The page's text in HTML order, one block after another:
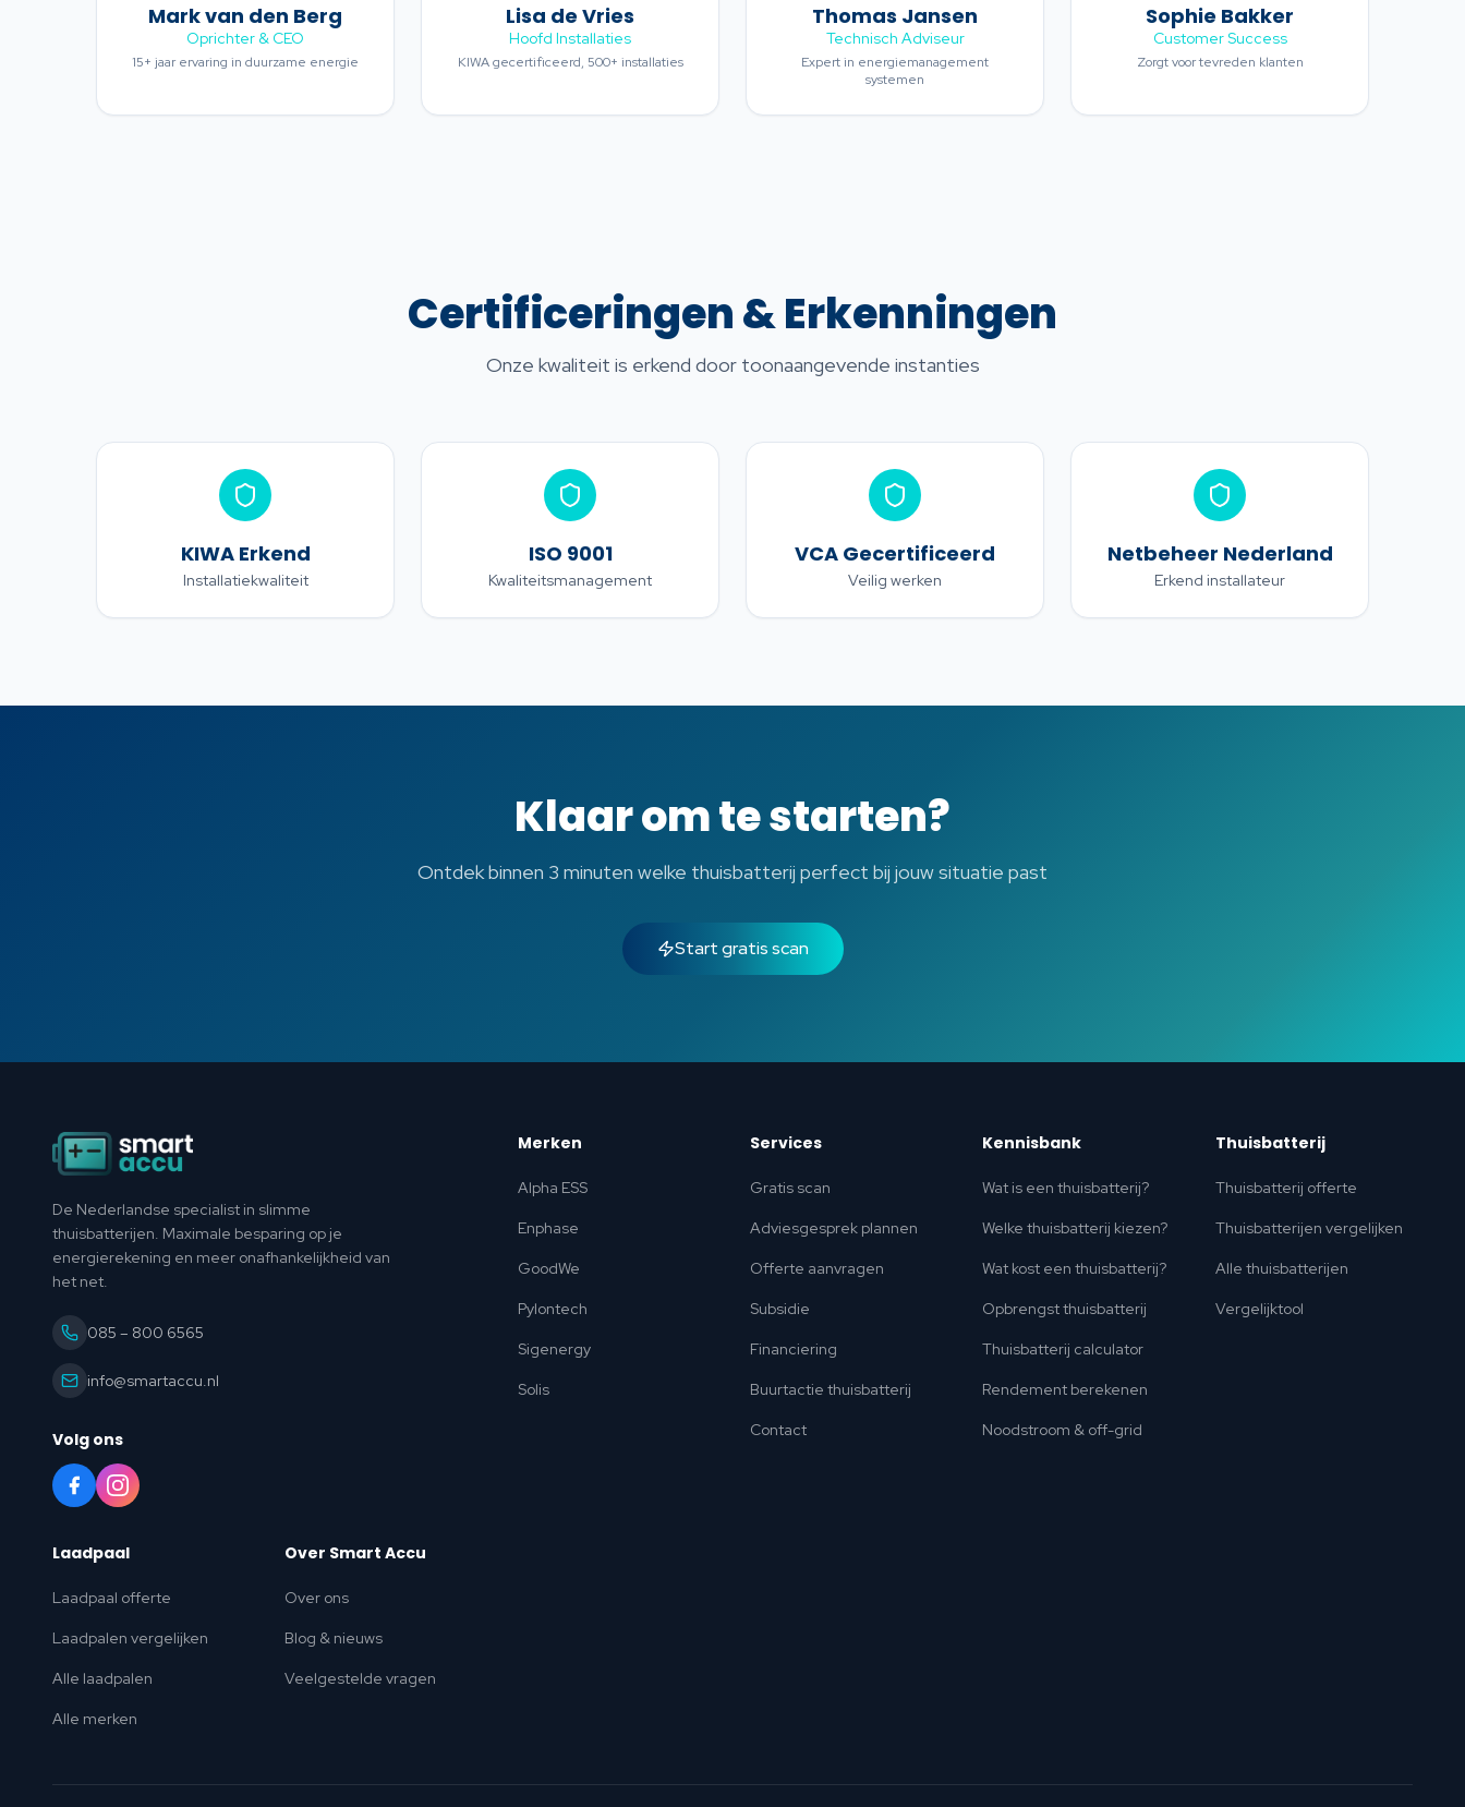
Mark van den Berg
Oprichter & CEO
15+ jaar ervaring in duurzame energie
Lisa de Vries
Hoofd Installaties
KIWA gecertificeerd, 500+ installaties
Thomas Jansen
Technisch Adviseur
Expert in energiemanagement
systemen
Sophie Bakker
Customer Success
Zorgt voor tevreden klanten
Certificeringen & Erkenningen
Onze kwaliteit is erkend door toonaangevende instanties
KIWA Erkend
Installatiekwaliteit
ISO 9001
Kwaliteitsmanagement
VCA Gecertificeerd
Veilig werken
Netbeheer Nederland
Erkend installateur
Klaar om te starten?
Ontdek binnen 3 minuten welke thuisbatterij perfect bij jouw situatie past
Start gratis scan
Footer
De Nederlandse specialist in slimme
thuisbatterijen. Maximale besparing op je
energierekening en meer onafhankelijkheid van
het net.
085 – 800 6565
info@smartaccu.nl
Volg ons
Merken
Alpha ESS
Enphase
GoodWe
Pylontech
Sigenergy
Solis
Services
Gratis scan
Adviesgesprek plannen
Offerte aanvragen
Subsidie
Financiering
Buurtactie thuisbatterij
Contact
Kennisbank
Wat is een thuisbatterij?
Welke thuisbatterij kiezen?
Wat kost een thuisbatterij?
Opbrengst thuisbatterij
Thuisbatterij calculator
Rendement berekenen
Noodstroom & off-grid
Thuisbatterij
Thuisbatterij offerte
Thuisbatterijen vergelijken
Alle thuisbatterijen
Vergelijktool
Laadpaal
Laadpaal offerte
Laadpalen vergelijken
Alle laadpalen
Alle merken
Over Smart Accu
Over ons
Blog & nieuws
Veelgestelde vragen